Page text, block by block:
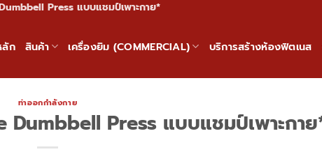
Press แบบแชมป์เพาะกาย*
ลัก สินค้า เครื่องยิม (COMMERCIAL) บริการสร้างห้องฟิตเนส
ท่าออกกำลังกาย
Press แบบแชมป์เพาะกา